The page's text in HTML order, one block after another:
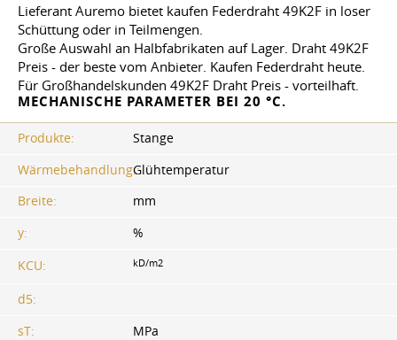
Lieferant Auremo bietet kaufen Federdraht 49K2F in loser
Schüttung oder in Teilmengen.
Große Auswahl an Halbfabrikaten auf Lager. Draht 49K2F
Preis - der beste vom Anbieter. Kaufen Federdraht heute.
Für Großhandelskunden 49K2F Draht Preis - vorteilhaft.
MECHANISCHE PARAMETER BEI 20 °C.
Produkte:
Stange
Wärmebehandlung.:Glühtemperatur
Breite:
mm
y:
%
KCU: kD/m2
d5:
sT:
MPa